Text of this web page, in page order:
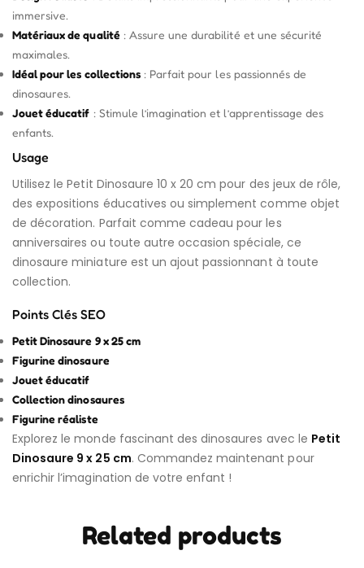
immersive.
Matériaux de qualité: Assure une durabilité et une sécurité
maximales.
Idéal pour les collections: Parfait pour les passionnés de
dinosaures.
Jouet éducatif : Stimule l’imagination et l’apprentissage des
enfants.
Usage
Utilisez le Petit Dinosaure 10 x 20 cm pour des jeux de rôle,
des expositions éducatives ou simplement comme objet
de décoration. Parfait comme cadeau pour les
anniversaires ou toute autre occasion spéciale, ce
dinosaure miniature est un ajout passionnant à toute
collection.
Points Clés SEO
Petit Dinosaure 9 x 25 cm
Figurine dinosaure
Jouet éducatif
Collection dinosaures
Figurine réaliste
Explorez le monde fascinant des dinosaures avec le Petit
Dinosaure 9 x 25 cm. Commandez maintenant pour
enrichir l’imagination de votre enfant !
Related products